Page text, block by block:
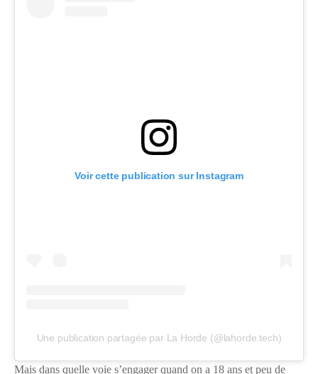
Voir cette publication sur Instagram
Une publication partagée par La Horde (@lahorde.tech)
Mais dans quelle voie s’engager quand on a 18 ans et peu de